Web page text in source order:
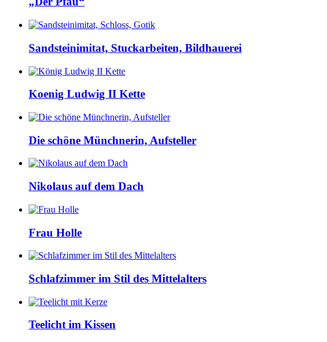
Sandsteinimitat, Stuckarbeiten, Bildhauerei
Koenig Ludwig II Kette
Die schöne Münchnerin, Aufsteller
Nikolaus auf dem Dach
Frau Holle
Schlafzimmer im Stil des Mittelalters
Teelicht im Kissen